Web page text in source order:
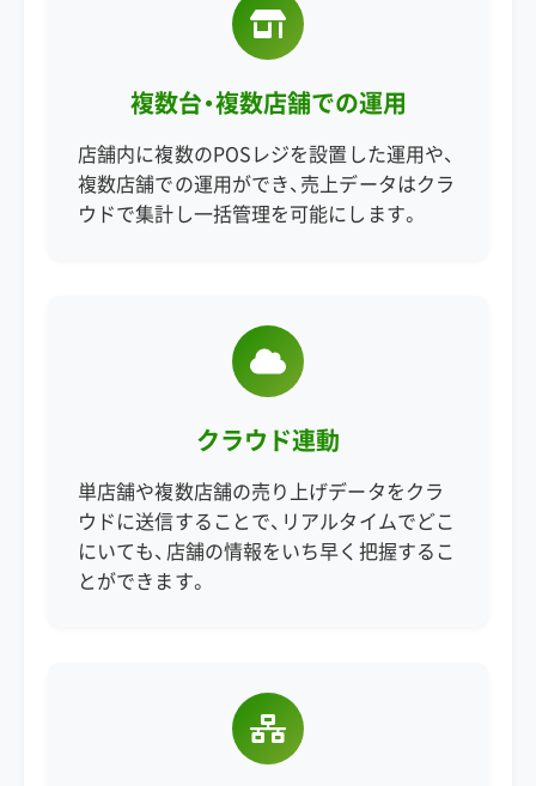
複数台・複数店舗での運用
店舗内に複数のPOSレジを設置した運用や、
複数店舗での運用ができ、売上データはクラ
ウドで集計し一括管理を可能にします。
クラウド連動
単店舗や複数店舗の売り上げデータをクラ
ウドに送信することで、リアルタイムでどこ
にいても、店舗の情報をいち早く把握するこ
とができます。